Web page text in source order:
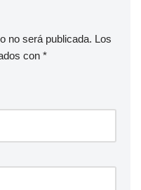
no será publicada. Los
con *